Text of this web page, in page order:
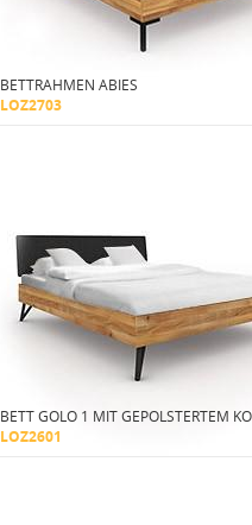
BETTRAHMEN ABIES
LOZ2703
BETT GOLO 1 MIT GEPOLSTERTEM
LOZ2601